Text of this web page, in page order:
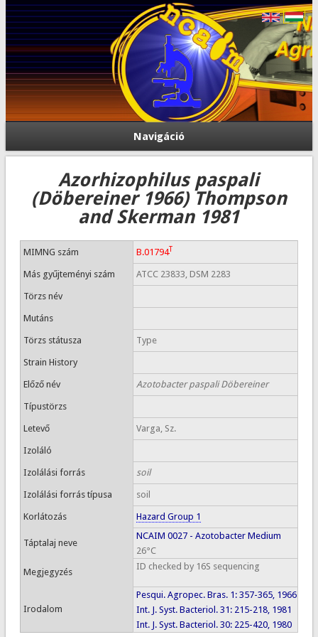
Navigáció
Azorhizophilus paspali
(Döbereiner 1966) Thompson
and Skerman 1981
MIMNG szám B.01794T
Más gyűjteményi szám ATCC 23833, DSM 2283
Törzs név
Mutáns
Törzs státusza Type
Strain History
Előző név Azotobacter paspali Döbereiner
Típustörzs
Letevő Varga, Sz.
Izoláló
Izolálási forrás soil
Izolálási forrás típusa soil
Korlátozás Hazard Group 1
Táptalaj neve
NCAIM 0027 - Azotobacter Medium
26°C
Megjegyzés
ID checked by 16S sequencing
Irodalom
Pesqui. Agropec. Bras. 1: 357-365, 1966
Int. J. Syst. Bacteriol. 31: 215-218, 1981
Int. J. Syst. Bacteriol. 30: 225-420, 1980